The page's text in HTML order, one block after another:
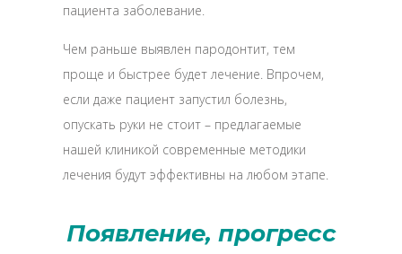
пациента заболевание.
Чем раньше выявлен пародонтит, тем
проще и быстрее будет лечение. Впрочем,
если даже пациент запустил болезнь,
опускать руки не стоит – предлагаемые
нашей клиникой современные методики
лечения будут эффективны на любом этапе.
Появление, прогресс